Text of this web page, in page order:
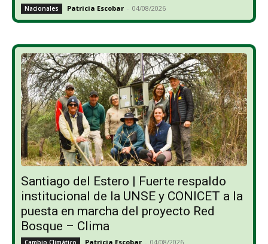
Nacionales Patricia Escobar - 04/08/2026
Santiago del Estero | Fuerte respaldo
institucional de la UNSE y CONICET a la
puesta en marcha del proyecto Red
Bosque – Clima
Cambio Climático Patricia Escobar - 04/08/2026